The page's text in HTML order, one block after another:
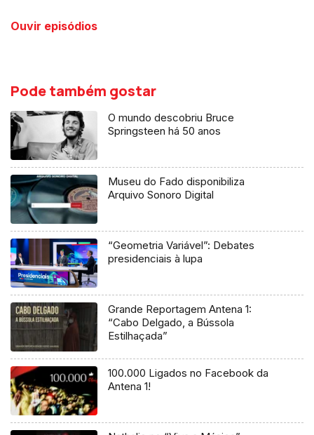
Ouvir episódios
Pode também gostar
O mundo descobriu Bruce
Springsteen há 50 anos
Museu do Fado disponibiliza
Arquivo Sonoro Digital
“Geometria Variável”: Debates
presidenciais à lupa
Grande Reportagem Antena 1:
“Cabo Delgado, a Bússola
Estilhaçada”
100.000 Ligados no Facebook da
Antena 1!